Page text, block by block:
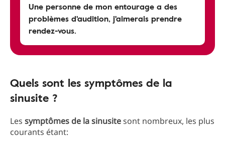
Une personne de mon entourage a des
problèmes d'audition, j'aimerais prendre
rendez-vous.
Quels sont les symptômes de la
sinusite ?
Les symptômes de la sinusitesont nombreux, les plus
courants étant: